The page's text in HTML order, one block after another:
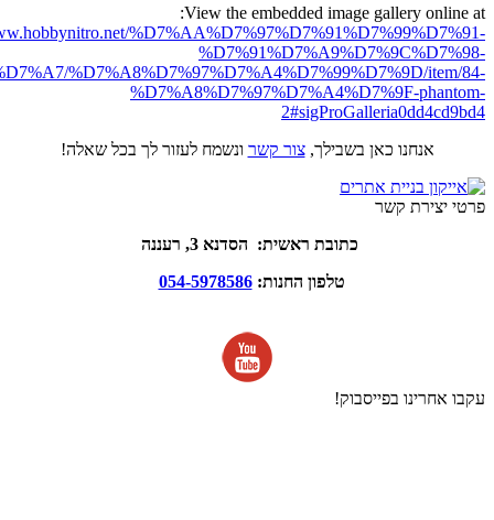
View the embedded image gallery online at:
%D7%AA%D7%97%D7%91%D7%99%D7%91-
%D7%91%D7%A9%D7%9C%D7%98-
%D7%A8%D7%97%D7%A4%D7%99%D7%9D/item/84-
%D7%A8%D7%97%D7%A4%D7%9F-phantom-
2#sigProGalleria0dd4cd9bd4
אנחנו כאן בשבילך,צור קשר ונשמח לעזור לך בכל שאלה!
פרטי יצירת קשר
כתובת ראשית: הסדנא 3, רעננה
טלפון החנות:054-5978586
עקבו אחרינו בפייסבוק!